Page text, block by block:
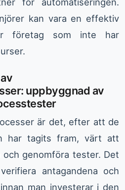
kan vara en effektiv
företag som inte har
uppbyggnad av
är det, efter att de
har tagits fram, värt att
genomföra tester. Det
antagandena och
man investerar i den